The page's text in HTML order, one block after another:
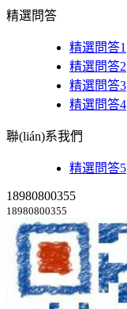
精選問答
精選問答1
精選問答2
精選問答3
精選問答4
聯(lián)系我們
精選問答5
18980800355
18980800355